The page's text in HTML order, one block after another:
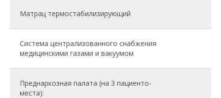
Матрац термостабилизирующий
Система централизованного снабжения
медицинскими газами и вакуумом
Преднаркозная палата (на 3 пациенто-
места):